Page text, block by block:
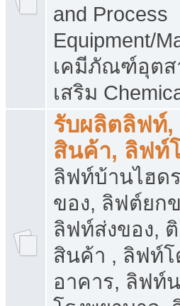
and Process
Equipment/
เคมีภัณฑ์อุตส
เสริม
รับผลิตลิฟท์
สินค้า, ลิฟท์
ลิฟท์บ้านไฮด
ของ, ลิฟต์ยก
ลิฟท์ส่งของ,
สินค้า , ลิฟท์
อาคาร, ลิฟท์